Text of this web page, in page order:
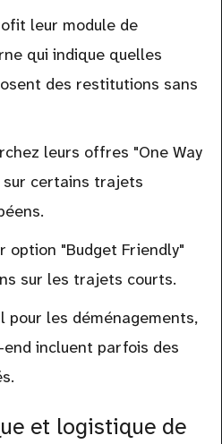
leur module de
qui indique quelles
des restitutions sans
leurs offres "One Way
sur certains trajets
option "Budget Friendly"
sur les trajets courts.
pour les déménagements,
incluent parfois des
et logistique de